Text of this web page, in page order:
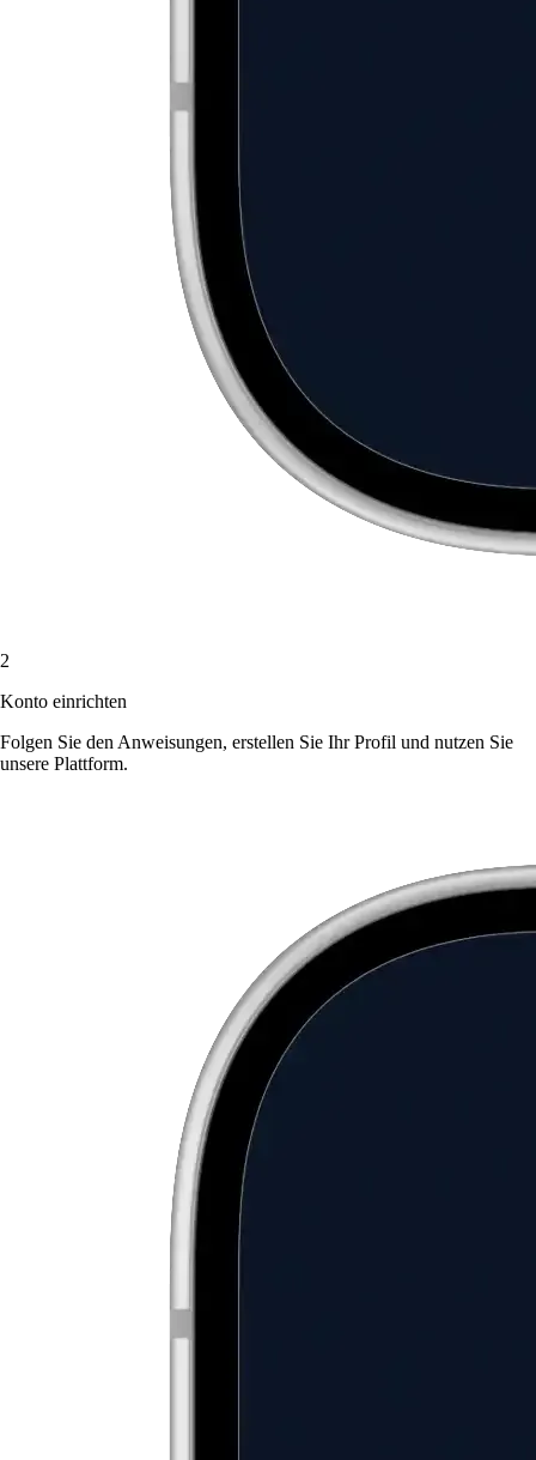
2
Konto einrichten
Folgen Sie den Anweisungen, erstellen Sie Ihr Profil und nutzen Sie
unsere Plattform.